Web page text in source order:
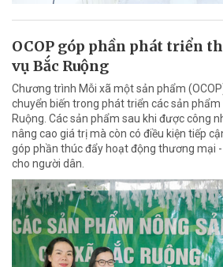
OCOP góp phần phát triển
vụ Bắc Ruộng
Chương trình Mỗi xã một sản phẩm
chuyển biến trong phát triển các sản
Ruộng. Các sản phẩm sau khi được công
nâng cao giá trị mà còn có điều kiện tiếp
góp phần thúc đẩy hoạt động thương mại
cho người dân.